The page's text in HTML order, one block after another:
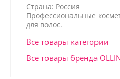
Страна: Россия
Профессиональные
для волос.
Все товары категории
Все товары бренда